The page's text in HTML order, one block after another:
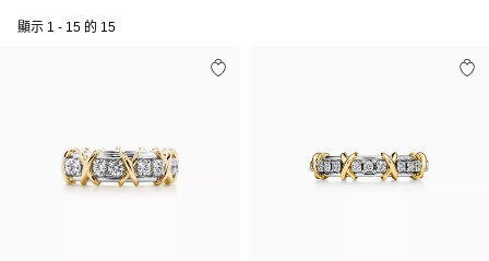
顯示 1 - 15 的 15